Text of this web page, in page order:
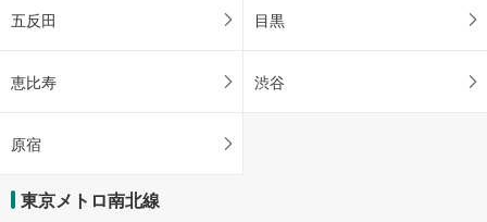
五反田 目黒
恵比寿 渋谷
原宿
東京メトロ南北線